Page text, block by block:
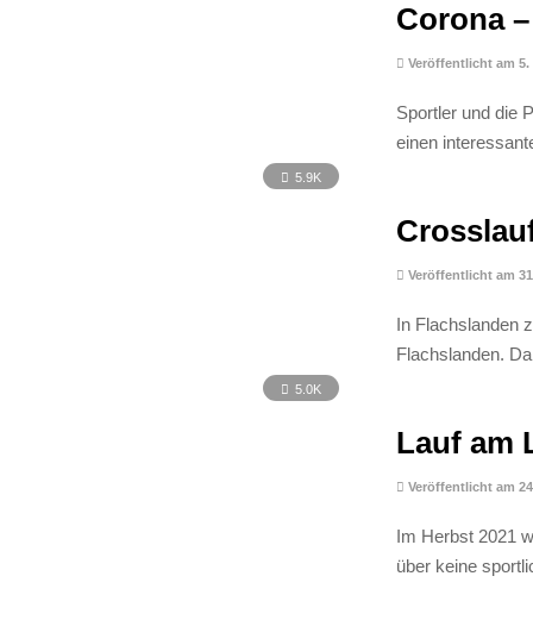
Corona
Veröffentlicht am 5.
Sportler und die
einen
5.9K
Veröffentlicht am
In Flachslanden
Flachslanden.
5.0K
Lauf am
Veröffentlicht am
Im Herbst 2021
über keine